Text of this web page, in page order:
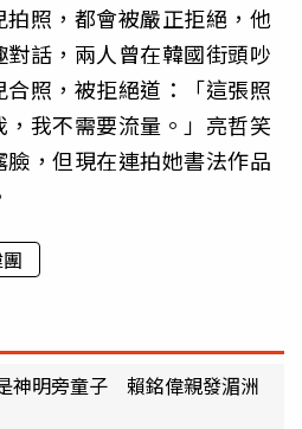
照，都會被嚴正拒絕，他
話，兩人曾在韓國街頭吵
照，被拒絕道：「這張照
我不需要流量。」亮哲笑
，但現在連拍她書法作品
神明旁童子 賴銘偉親發湄洲